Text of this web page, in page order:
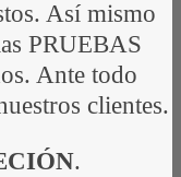
Así mismo
PRUEBAS
Ante todo
clientes.
.